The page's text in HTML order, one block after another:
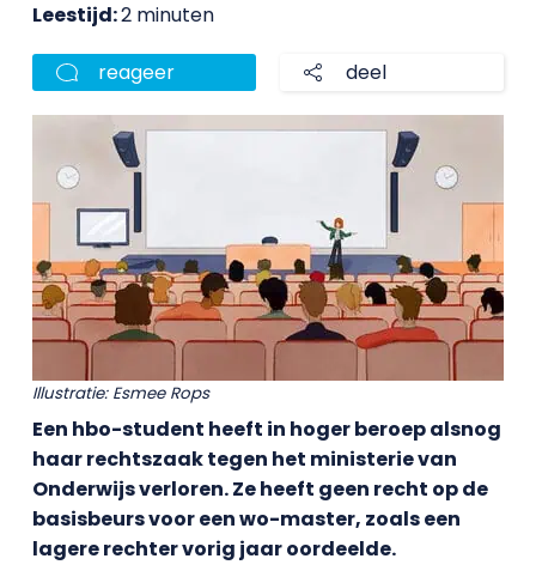
Leestijd:2 minuten
reageer deel
Illustratie: Esmee Rops
Een hbo-student heeft in hoger beroep alsnog
haar rechtszaak tegen het ministerie van
Onderwijs verloren. Ze heeft geen recht op de
basisbeurs voor een wo-master, zoals een
lagere rechter vorig jaar oordeelde.